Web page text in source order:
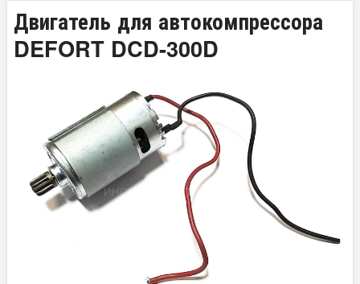
Двигатель для автокомпрессора
DEFORT DCD-300D